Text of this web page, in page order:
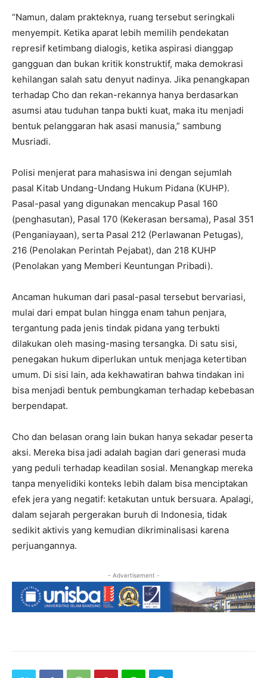
“Namun, dalam prakteknya, ruang tersebut seringkali
menyempit. Ketika aparat lebih memilih pendekatan
represif ketimbang dialogis, ketika aspirasi dianggap
gangguan dan bukan kritik konstruktif, maka demokrasi
kehilangan salah satu denyut nadinya. Jika penangkapan
terhadap Cho dan rekan-rekannya hanya berdasarkan
asumsi atau tuduhan tanpa bukti kuat, maka itu menjadi
bentuk pelanggaran hak asasi manusia,” sambung
Musriadi.
Polisi menjerat para mahasiswa ini dengan sejumlah
pasal Kitab Undang-Undang Hukum Pidana (KUHP).
Pasal-pasal yang digunakan mencakup Pasal 160
(penghasutan), Pasal 170 (Kekerasan bersama), Pasal 351
(Penganiayaan), serta Pasal 212 (Perlawanan Petugas),
216 (Penolakan Perintah Pejabat), dan 218 KUHP
(Penolakan yang Memberi Keuntungan Pribadi).
Ancaman hukuman dari pasal-pasal tersebut bervariasi,
mulai dari empat bulan hingga enam tahun penjara,
tergantung pada jenis tindak pidana yang terbukti
dilakukan oleh masing-masing tersangka. Di satu sisi,
penegakan hukum diperlukan untuk menjaga ketertiban
umum. Di sisi lain, ada kekhawatiran bahwa tindakan ini
bisa menjadi bentuk pembungkaman terhadap kebebasan
berpendapat.
Cho dan belasan orang lain bukan hanya sekadar peserta
aksi. Mereka bisa jadi adalah bagian dari generasi muda
yang peduli terhadap keadilan sosial. Menangkap mereka
tanpa menyelidiki konteks lebih dalam bisa menciptakan
efek jera yang negatif: ketakutan untuk bersuara. Apalagi,
dalam sejarah pergerakan buruh di Indonesia, tidak
sedikit aktivis yang kemudian dikriminalisasi karena
perjuangannya.
- Advertisement -